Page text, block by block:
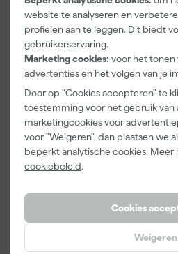
website te analyseren en
profielen aan te leggen. Dit biedt
gebruikerservaring.
Marketing cookies: voor het tonen
advertenties en het volgen van je
Door op "Cookies accepteren" te
toestemming voor het gebruik van
marketingcookies voor
voor "Weigeren", dan plaatsen we
beperkt analytische cookies. Meer
cookiebeleid.
Cookies
Weigeren
Paintura
Lucamax
Washi tape -
50mx24mm
Maandag
bezorgd
3,99
Rilly Multi
Ontvetter en
0,5L
Maandag
6,99
incl. BTW